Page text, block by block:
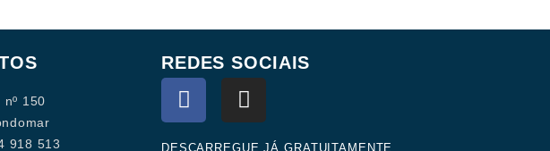
nº 150
918 513
REDES SOCIAIS
F
a
c
I
n
s
DESCARREGUE JÁ GRATUITAMENTE